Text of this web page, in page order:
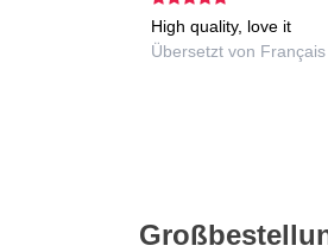
High quality, love it
Übersetzt von Français